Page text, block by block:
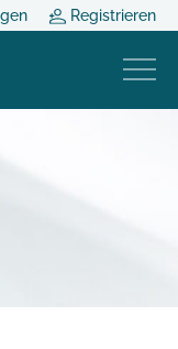
Registrieren